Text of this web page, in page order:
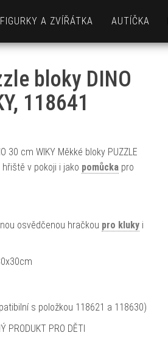
FIGURKY A ZVÍŘÁTKA AUTÍČKA
bloky DINO
118641
30 cm WIKY Měkké bloky PUZZLE
v pokoji i jako pomůckapro
osvědčenou hračkou pro klukyi
s položkou 118621 a 118630)
PRODUKT PRO DĚTI